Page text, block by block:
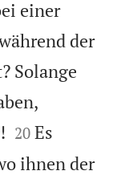
einer
der
Solange


20 Es
ihnen der